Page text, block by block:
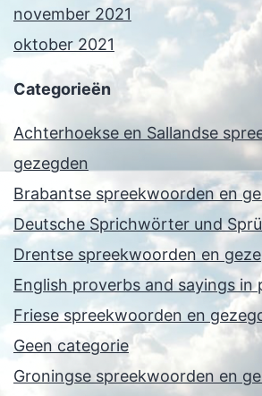
november 2021
oktober 2021
Categorieën
Achterhoekse en Sallandse
gezegden
Brabantse spreekwoorden en
Deutsche Sprichwörter und
Drentse spreekwoorden en
English proverbs and sayings in
Friese spreekwoorden en
Geen categorie
Groningse spreekwoorden en